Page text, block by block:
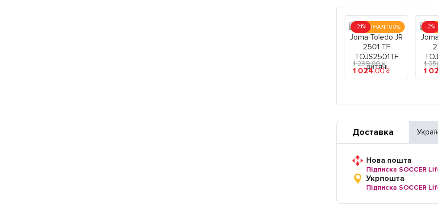
ОРИГІНАЛ 100%
-21%
1 299.00 ₴
1 024.00 ₴
-2%
1
1
Доставка
Нова пошта
Підписка SOCCER
Укрпошта
Підписка SOCCER